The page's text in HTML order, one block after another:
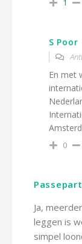
1
S Poor
En met
0
Ja,
leggen is
simpel